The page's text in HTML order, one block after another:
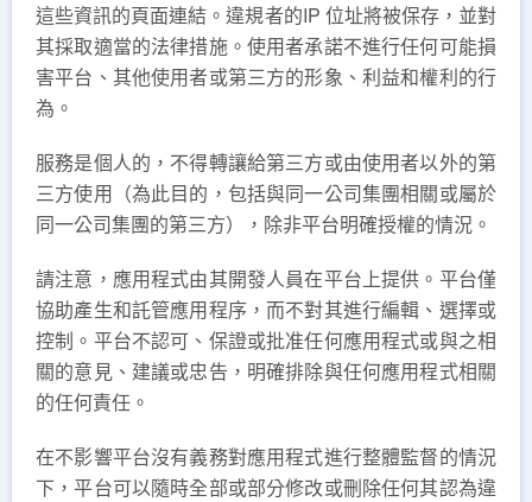
這些資訊的頁面連結。違規者的IP 位址將被保存，並對
其採取適當的法律措施。使用者承諾不進行任何可能損
害平台、其他使用者或第三方的形象、利益和權利的行
為。
服務是個人的，不得轉讓給第三方或由使用者以外的第
三方使用（為此目的，包括與同一公司集團相關或屬於
同一公司集團的第三方），除非平台明確授權的情況。
請注意，應用程式由其開發人員在平台上提供。平台僅
協助產生和託管應用程序，而不對其進行編輯、選擇或
控制。平台不認可、保證或批准任何應用程式或與之相
關的意見、建議或忠告，明確排除與任何應用程式相關
的任何責任。
在不影響平台沒有義務對應用程式進行整體監督的情況
下，平台可以隨時全部或部分修改或刪除任何其認為違